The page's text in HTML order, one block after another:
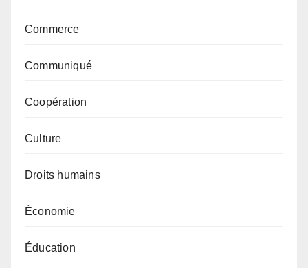
Commerce
Communiqué
Coopération
Culture
Droits humains
Économie
Éducation